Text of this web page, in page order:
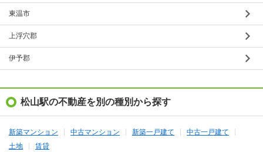
東温市
上浮穴郡
伊予郡
松山駅の不動産を別の種別から探す
新築マンション 中古マンション 新築一戸建て
中古一戸建て
土地
賃貸